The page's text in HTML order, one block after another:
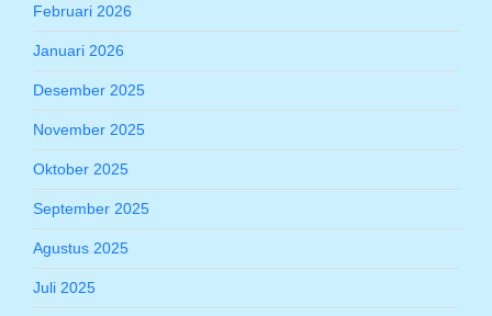
Februari 2026
Januari 2026
Desember 2025
November 2025
Oktober 2025
September 2025
Agustus 2025
Juli 2025